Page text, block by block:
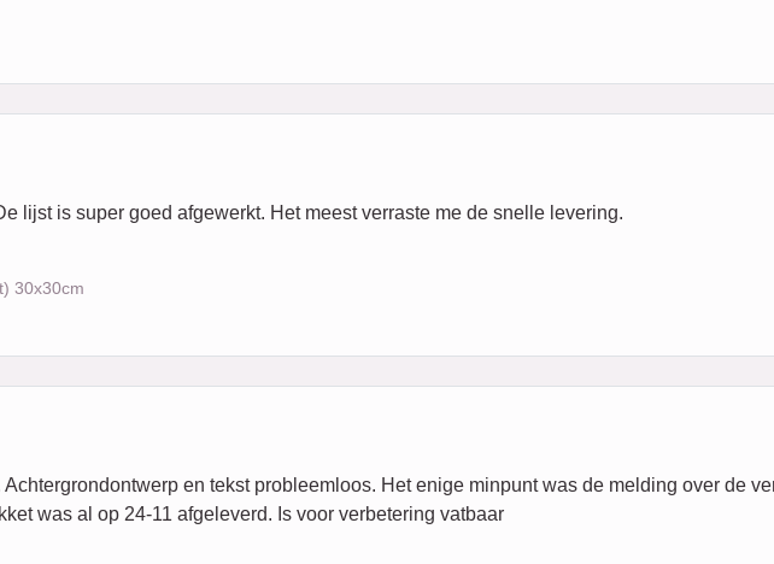
lijst is super goed afgewerkt. Het meest verraste me de snelle levering.
30x30cm
en tekst probleemloos. Het enige minpunt was de melding over de
was al op 24-11 afgeleverd. Is voor verbetering vatbaar